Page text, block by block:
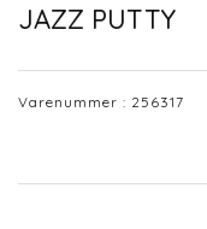
JAZZ PUTTY
Varenummer : 256317